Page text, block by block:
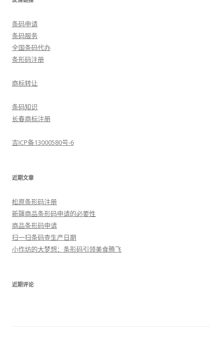
条码申请
条码服务
全国条码代办
条形码注册
商标转让
条码知识
长春商标注册
吉ICP备13000580号-6
近期文章
松原条形码注册
新疆商品条形码申请的必要性
商品条形码申请
扫一扫条码查生产日期
小作坊的大梦想：条形码引领美食腾飞
近期评论